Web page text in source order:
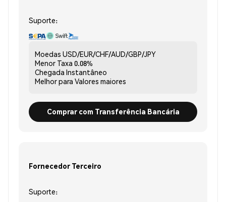
Suporte:
Moedas USD/EUR/CHF/AUD/GBP/JPY
Menor Taxa 0.08%
Chegada Instantâneo
Melhor para Valores maiores
Comprar com Transferência Bancária
Fornecedor Terceiro
Suporte: